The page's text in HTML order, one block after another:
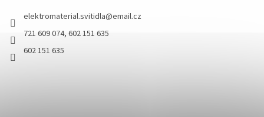
elektromaterial.svitidla@email.cz
721 609 074, 602 151 635
602 151 635